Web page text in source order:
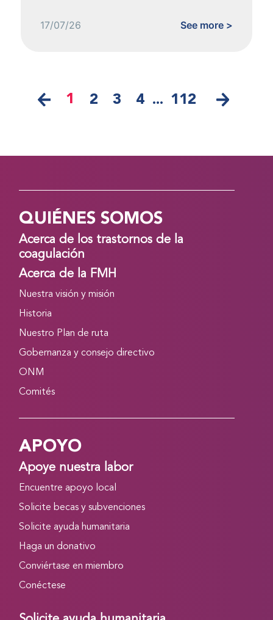
17/07/26 See more >
1 2 3 4 ... 112
QUIÉNES SOMOS
Acerca de los trastornos de la
coagulación
Acerca de la FMH
Nuestra visión y misión
Historia
Nuestro Plan de ruta
Gobernanza y consejo directivo
ONM
Comités
APOYO
Apoye nuestra labor
Encuentre apoyo local
Solicite becas y subvenciones
Solicite ayuda humanitaria
Haga un donativo
Conviértase en miembro
Conéctese